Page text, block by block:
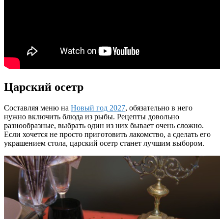
Царский осетр
Составляя меню на Новый год 2027, обязательно в него
нужно включить блюда из рыбы. Рецепты довольно
разнообразные, выбрать один из них бывает очень сложно.
Если хочется не просто приготовить лакомство, а сделать его
украшением стола, царский осетр станет лучшим выбором.